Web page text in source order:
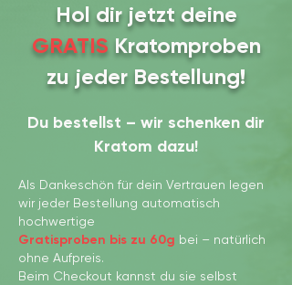
Green Elephant
White Maeng Da
Super Red Kratom
(veinless)
Super White Kratom
(veinless)
White TRIO
White Borneo
GREEN POWER - 2
Sorten
Super TRIO
Probierset - 6 x 50g,
alle Sorten + Gratis
Versand 🇦🇹🇩🇪
Probierset – 6 × 100g,
alle Sorten + Gratis
Versand 🇦🇹🇩🇪
Hol dir jetzt deine
GRATIS Kratomproben
zu jeder Bestellung!
Du bestellst – wir schenken dir
Kratom dazu!
Als Dankeschön für dein Vertrauen legen
wir jeder Bestellung automatisch
hochwertige
Gratisproben bis zu 60g bei – natürlich
ohne Aufpreis.
Beim Checkout kannst du sie selbst